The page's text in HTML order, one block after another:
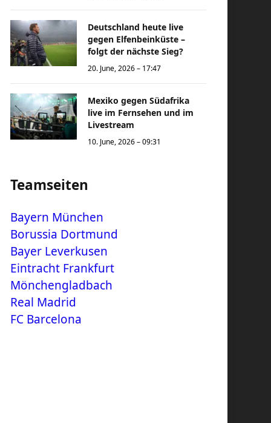
Deutschland heute live
gegen Elfenbeinküste –
folgt der nächste Sieg?
20. June, 2026 – 17:47
Mexiko gegen Südafrika
live im Fernsehen und im
Livestream
10. June, 2026 – 09:31
Teamseiten
Bayern München
Borussia Dortmund
Bayer Leverkusen
Eintracht Frankfurt
Mönchengladbach
Real Madrid
FC Barcelona